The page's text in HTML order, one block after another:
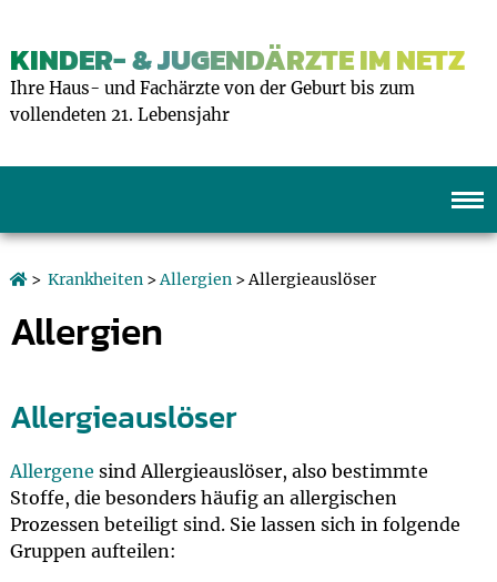
KINDER- & JUGENDÄRZTE IM NETZ
Ihre Haus- und Fachärzte von der Geburt bis zum
vollendeten 21. Lebensjahr
> Krankheiten>Allergien> Allergieauslöser
Allergien
Allergieauslöser
Allergene sind Allergieauslöser, also bestimmte
Stoffe, die besonders häufig an allergischen
Prozessen beteiligt sind. Sie lassen sich in folgende
Gruppen aufteilen: